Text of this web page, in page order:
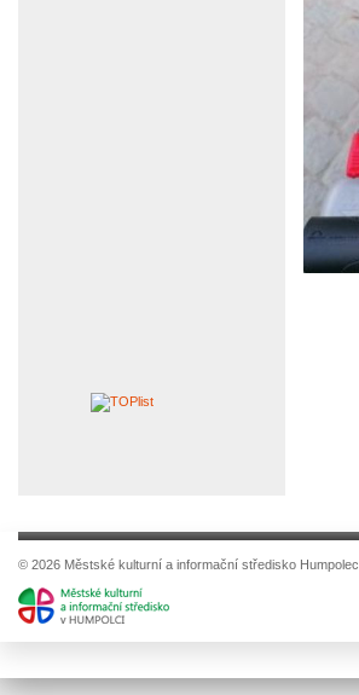
© 2026 Městské kulturní a informační středisko Humpolec